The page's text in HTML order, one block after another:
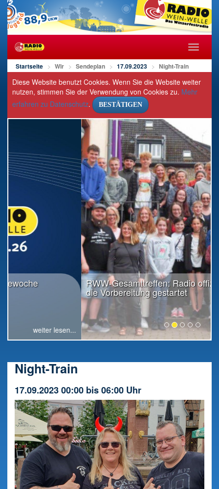
öffnen/
Startseite Wir Sendeplan 17.09.2023 Night-Train
Diese Website benutzt Cookies. Wenn Sie die Website weiter
nutzen, stimmen Sie der Verwendung von Cookies zu. Mehr
erfahren zu Datenschutz. BESTÄTIGEN
RWW-Gesamttreffen: Radio offiziell in
die Vorbereitung gestartet
weiter lesen...
Night-Train
17.09.2023 00:00 bis 06:00 Uhr